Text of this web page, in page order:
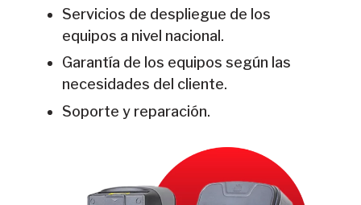
Servicios de despliegue de los
equipos a nivel nacional.
Garantía de los equipos según las
necesidades del cliente.
Soporte y reparación.